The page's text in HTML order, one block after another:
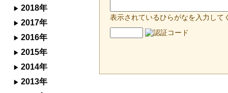
表示されているひらがなを入力して
2018年
2017年
2016年
2015年
2014年
2013年